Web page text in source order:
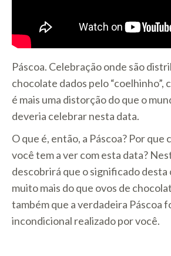
Páscoa. Celebração onde são
chocolate dados pelo “coelhinho”,
é mais uma distorção do que o
deveria celebrar nesta data.
O que é, então, a Páscoa? Por que
você tem a ver com esta data?
descobrirá que o significado desta
muito mais do que ovos de
também que a verdadeira Páscoa
incondicional realizado por você.